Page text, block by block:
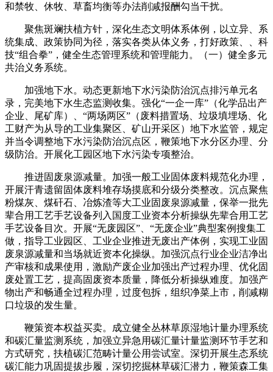
和禁牧、休牧、草畜均衡等办法削减报酬勾当干扰。
聚焦斑斓扶植方针，深化生态文明体系体例，以立异、系
统集成、政策协同为径，落实各类从体义务，打好政策、、科
技“组合拳”，健全生态管理系统和管理能力。（一）健全多元
共治义务系统。
加强地下水。动态更新地下水污染防治沉点排污单元名
录，完美地下水生态监测收集。强化“一企一库”（化学品出产
企业、尾矿库）、“两场两区”（废料措置场、垃圾填埋场、化
工财产为从导的工业集聚区、矿山开采区）地下水监管，规定
并当令调整地下水污染防治沉点区，鞭策地下水分区办理、分
级防治。开展化工园区地下水污染专项整治。
推进固废泉源减量。加强一般工业固体废料规范化办理，
开展汗青遗留固体废料堆存场摸底和分级分类整改。沉点聚焦
粉煤灰、煤矸石、冶炼渣等大工业固废泉源减量，保举一批先
辈合用工艺手艺设备列入国度工业资本分析操纵先辈合用工艺
手艺设备目次。开展“无废园区”、“无废企业”典型案例搜集工
做，指导工业园区、工业企业推进无废出产体例，实现工业固
废泉源减量和当场就近资本化操纵。加强沉点行业企业洁净出
产审核和成果使用，激励产废企业加强出产过程办理、优化固
废处置工艺，提高固废资本质量，降低分析操纵难度。加强产
物出产和畅通全过程办理，过度包拆，组织净菜上市，削减糊
口垃圾的发生量。
鞭策资本权益买卖。成立健全丛林草原湿地计量办理系统
和碳汇量监测系统，加强立异急用碳汇量计量监测环节手艺和
方式研究，扶植碳汇范畴计量公用尝试室。深切开展生态系统
碳汇能力巩固提拔步履，深切挖掘林草碳汇潜力，鞭策森工集